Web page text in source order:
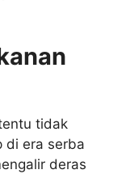
tidak
di era serba
deras